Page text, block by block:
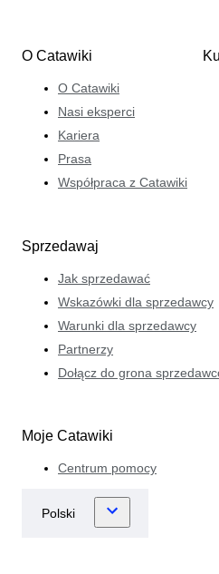
O Catawiki
O Catawiki
Nasi eksperci
Kariera
Prasa
Współpraca z Catawiki
Sprzedawaj
Jak sprzedawać
Wskazówki dla sprzedawcy
Warunki dla sprzedawcy
Partnerzy
Dołącz do grona
Moje Catawiki
Centrum pomocy